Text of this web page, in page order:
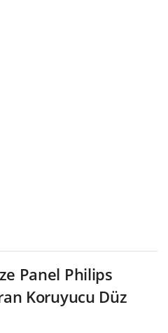
Panel Philips
Koruyucu Düz